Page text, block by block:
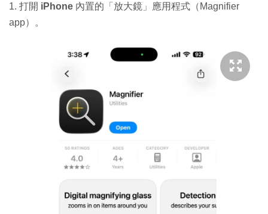
1. 打開 iPhone 內置的「放大鏡」應用程式（Magnifier
app）。